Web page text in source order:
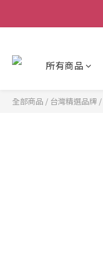
所有商品
全部商品 / 台灣精選品牌 /